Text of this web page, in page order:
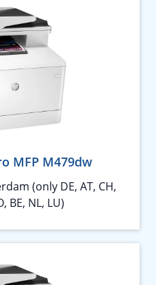
MFP M479dw
(only DE, AT, CH,
BE, NL, LU)